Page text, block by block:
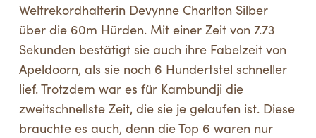
Weltrekordhalterin Devynne Charlton Silber
über die 60m Hürden. Mit einer Zeit von 7.73
Sekunden bestätigt sie auch ihre Fabelzeit von
Apeldoorn, als sie noch 6 Hundertstel schneller
lief. Trotzdem war es für Kambundji die
zweitschnellste Zeit, die sie je gelaufen ist. Diese
brauchte es auch, denn die Top 6 waren nur